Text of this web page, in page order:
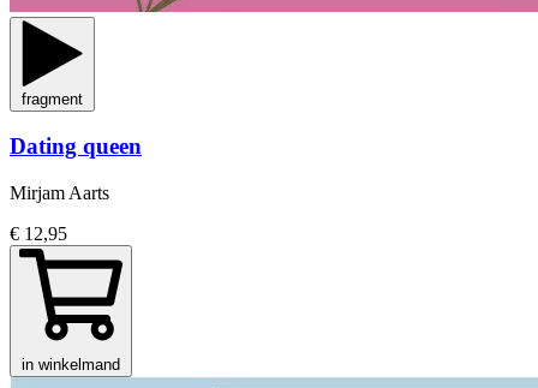
fragment
Dating queen
Mirjam Aarts
€ 12,95
in winkelmand